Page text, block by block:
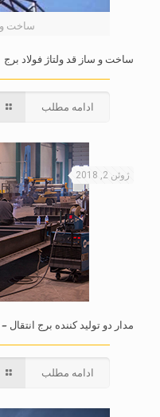
ساخت و
ساخت و ساز قد ولتاژ فولاد برج
ادامه مطلب
ژوئن 2, 2018
مدار دو تولید کننده برج انتقال
ادامه مطلب